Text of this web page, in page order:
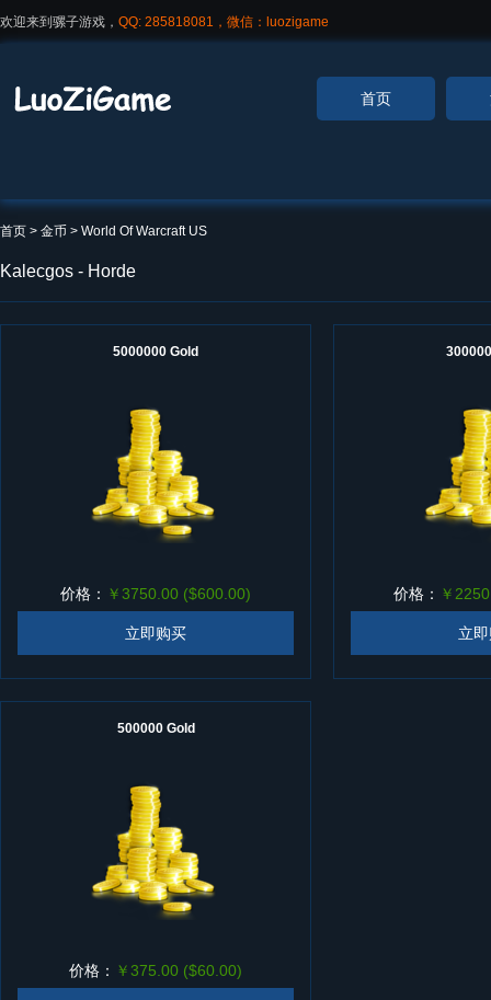
欢迎来到骡子游戏， QQ: 285818081，微信：luozigame
首页
首页 > 金币 > World Of Warcraft US
Kalecgos - Horde
5000000 Gold
价格： ￥3750.00 ($600.00)
立即购买
价格： ￥
立
500000 Gold
价格： ￥375.00 ($60.00)